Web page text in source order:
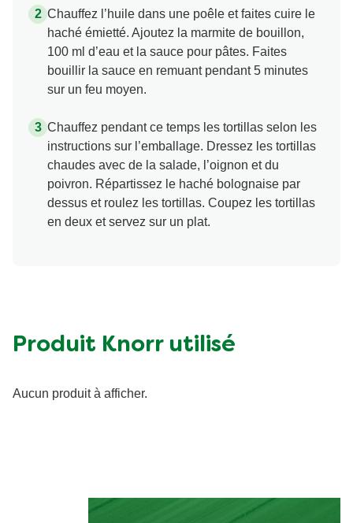
Chauffez l’huile dans une poêle et faites cuire le
haché émietté. Ajoutez la marmite de bouillon,
100 ml d’eau et la sauce pour pâtes. Faites
bouillir la sauce en remuant pendant 5 minutes
sur un feu moyen.
Chauffez pendant ce temps les tortillas selon les
instructions sur l’emballage. Dressez les tortillas
chaudes avec de la salade, l’oignon et du
poivron. Répartissez le haché bolognaise par
dessus et roulez les tortillas. Coupez les tortillas
en deux et servez sur un plat.
Produit Knorr utilisé
Aucun produit à afficher.